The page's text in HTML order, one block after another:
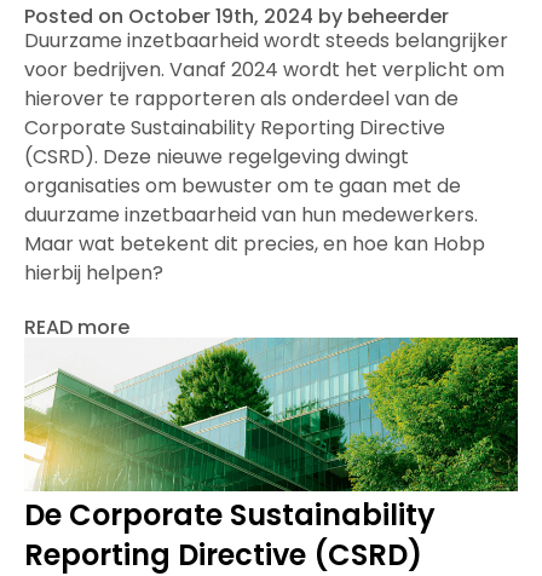
Posted on October 19th, 2024 by beheerder
Duurzame inzetbaarheid wordt steeds belangrijker
voor bedrijven. Vanaf 2024 wordt het verplicht om
hierover te rapporteren als onderdeel van de
Corporate Sustainability Reporting Directive
(CSRD). Deze nieuwe regelgeving dwingt
organisaties om bewuster om te gaan met de
duurzame inzetbaarheid van hun medewerkers.
Maar wat betekent dit precies, en hoe kan Hobp
hierbij helpen?
READ more
De Corporate Sustainability
Reporting Directive (CSRD)